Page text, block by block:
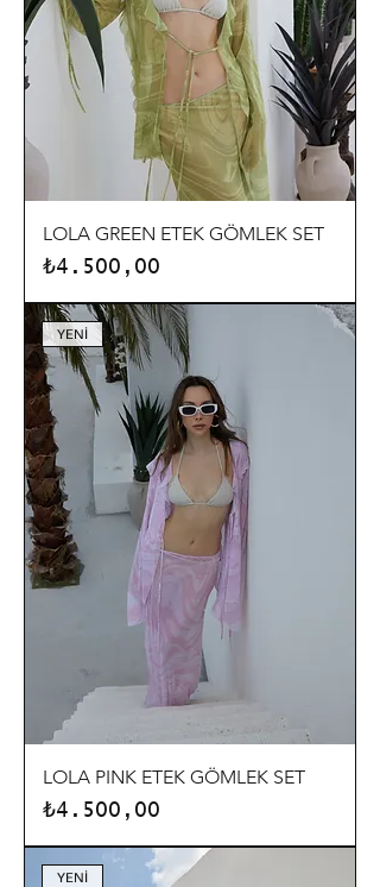
LOLA GREEN ETEK GÖMLEK SET
Fiyat
₺4.500,00
YENİ
LOLA PINK ETEK GÖMLEK SET
Fiyat
₺4.500,00
YENİ